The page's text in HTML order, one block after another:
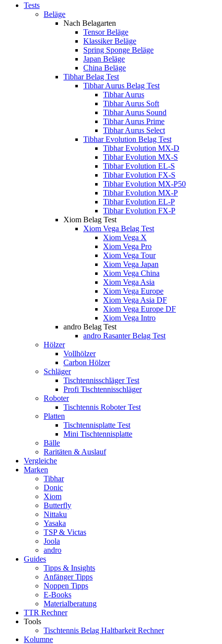
Tests
Beläge
Nach Belagarten
Tensor Beläge
Klassiker Beläge
Spring Sponge Beläge
Japan Beläge
China Beläge
Tibhar Belag Test
Tibhar Aurus Belag Test
Tibhar Aurus
Tibhar Aurus Soft
Tibhar Aurus Sound
Tibhar Aurus Prime
Tibhar Aurus Select
Tibhar Evolution Belag Test
Tibhar Evolution MX-D
Tibhar Evolution MX-S
Tibhar Evolution EL-S
Tibhar Evolution FX-S
Tibhar Evolution MX-P50
Tibhar Evolution MX-P
Tibhar Evolution EL-P
Tibhar Evolution FX-P
Xiom Belag Test
Xiom Vega Belag Test
Xiom Vega X
Xiom Vega Pro
Xiom Vega Tour
Xiom Vega Japan
Xiom Vega China
Xiom Vega Asia
Xiom Vega Europe
Xiom Vega Asia DF
Xiom Vega Europe DF
Xiom Vega Intro
andro Belag Test
andro Rasanter Belag Test
Hölzer
Vollhölzer
Carbon Hölzer
Schläger
Tischtennisschläger Test
Profi Tischtennisschläger
Roboter
Tischtennis Roboter Test
Platten
Tischtennisplatte Test
Mini Tischtennisplatte
Bälle
Raritäten & Auslauf
Vergleiche
Marken
Tibhar
Donic
Xiom
Butterfly
Nittaku
Yasaka
TSP & Victas
Joola
andro
Guides
Tipps & Insights
Anfänger Tipps
Noppen Tipps
E-Books
Materialberatung
TTR Rechner
Tools
Tischtennis Belag Haltbarkeit Rechner
Kolumne